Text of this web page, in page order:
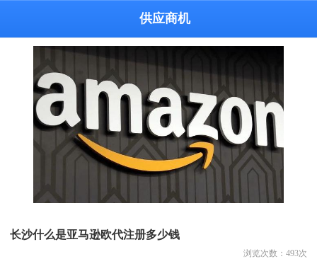
供应商机
长沙什么是亚马逊欧代注册多少钱
浏览次数： 493次